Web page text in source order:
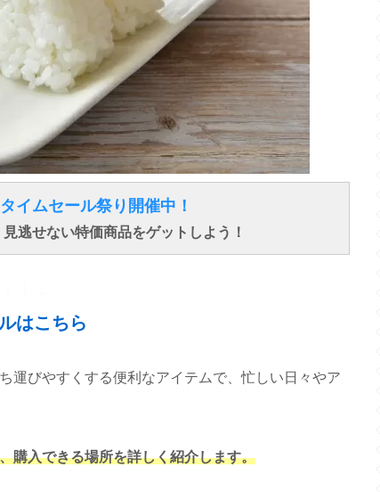
イムセール祭り開催中！
逃せない特価商品をゲットしよう！
はこちら
運びやすくする便利なアイテムで、忙しい日々やア
購入できる場所を詳しく紹介します。